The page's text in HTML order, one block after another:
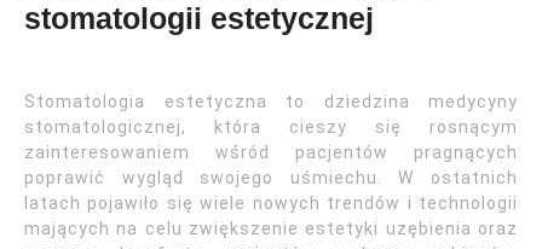
stomatologii estetycznej
Stomatologia estetyczna to dziedzina medycyny
stomatologicznej, która cieszy się rosnącym
zainteresowaniem wśród pacjentów pragnących
poprawić wygląd swojego uśmiechu. W ostatnich
latach pojawiło się wiele nowych trendów i technologii
mających na celu zwiększenie estetyki uzębienia oraz